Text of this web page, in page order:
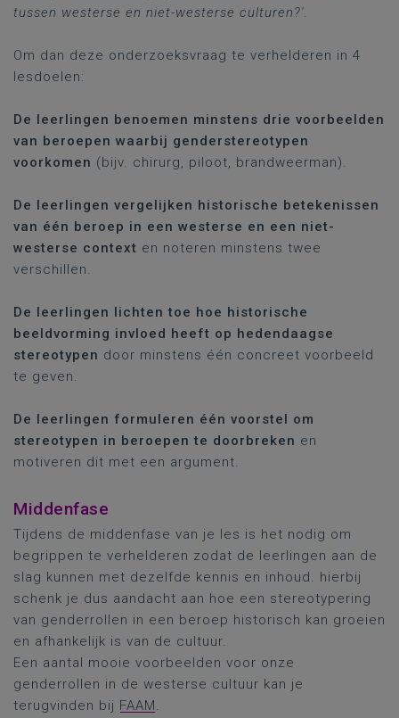
tussen westerse en niet-westerse culturen?'.
Om dan deze onderzoeksvraag te verhelderen in 4
lesdoelen:
De leerlingen benoemen minstens drie voorbeelden
van beroepen waarbij genderstereotypen
voorkomen (bijv. chirurg, piloot, brandweerman).
De leerlingen vergelijken historische betekenissen
van één beroep in een westerse en een niet-
westerse context en noteren minstens twee
verschillen.
De leerlingen lichten toe hoe historische
beeldvorming invloed heeft op hedendaagse
stereotypen door minstens één concreet voorbeeld
te geven.
De leerlingen formuleren één voorstel om
stereotypen in beroepen te doorbreken en
motiveren dit met een argument.
Middenfase
Tijdens de middenfase van je les is het nodig om
begrippen te verhelderen zodat de leerlingen aan de
slag kunnen met dezelfde kennis en inhoud. hierbij
schenk je dus aandacht aan hoe een stereotypering
van genderrollen in een beroep historisch kan groeien
en afhankelijk is van de cultuur.
Een aantal mooie voorbeelden voor onze
genderrollen in de westerse cultuur kan je
terugvinden bij FAAM.